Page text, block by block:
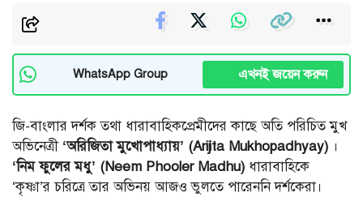
WhatsApp Group এখনই জয়েন করুন
জি-বাংলার দর্শক তথা ধারাবাহিকপ্রেমীদের কাছে অতি পরিচিত মুখ
অভিনেত্রী ‘অরিজিতা মুখোপাধ্যায়’ (Arijita Mukhopadhyay) ।
‘নিম ফুলের মধু’ (Neem Phooler Madhu) ধারাবাহিকে
‘কৃষ্ণা’র চরিত্রে তার অভিনয় আজও ভুলতে পারেননি দর্শকেরা।